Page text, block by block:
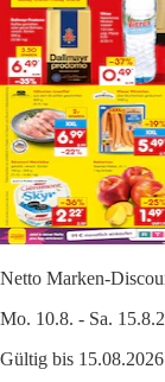
Netto Marken-
Mo. 10.8. - Sa.
Gültig bis 15.08.2026